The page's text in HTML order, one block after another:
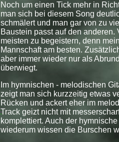
Noch um einen Tick mehr in
man sich bei diesem Song
schmälert und man gar von zu
Baustein passt auf den
meisten zu begeistern, denn
Mannschaft am besten.
aber immer wieder nur als
überwiegt.
Im hymnischen - melodischen
zeigt man sich kurzzeitig etwas
Rücken und ackert eher im
Track geizt nicht mit
komplettiert. Auch der
wiederum wissen die Burschen